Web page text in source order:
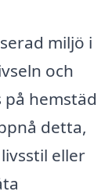
miljö i
och
hemstäd
detta,
eller